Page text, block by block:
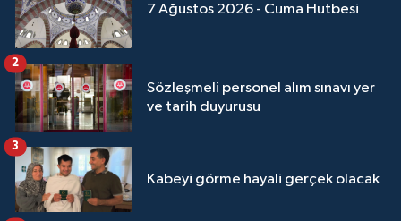
7 Ağustos 2026 - Cuma Hutbesi
Sözleşmeli personel alım sınavı yer
ve tarih duyurusu
2
Kabeyi görme hayali gerçek olacak
3